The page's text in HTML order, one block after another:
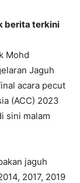
berita terkini
Mohd
Jaguh
acara pecut
(ACC) 2023
sini malam
jaguh
2017, 2019